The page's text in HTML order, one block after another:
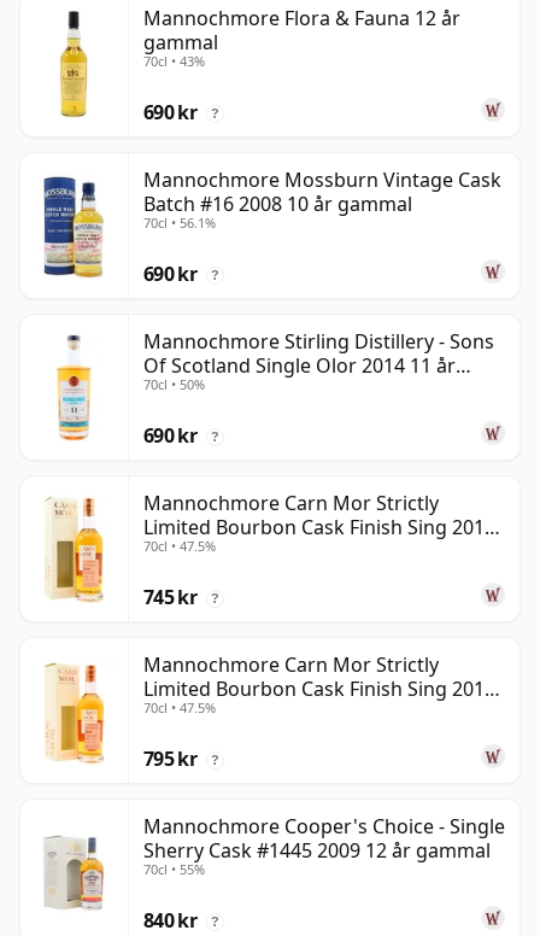
Mannochmore Flora & Fauna 12 år
gammal
70cl • 43%
690 kr ?
Mannochmore Mossburn Vintage Cask
Batch #16 2008 10 år gammal
70cl • 56.1%
690 kr ?
Mannochmore Stirling Distillery - Sons
Of Scotland Single Olor 2014 11 år
gammal
70cl • 50%
690 kr ?
Mannochmore Carn Mor Strictly
Limited Bourbon Cask Finish Sing 2010
12 år gammal
70cl • 47.5%
745 kr ?
Mannochmore Carn Mor Strictly
Limited Bourbon Cask Finish Sing 2010
11 år gammal
70cl • 47.5%
795 kr ?
Mannochmore Cooper's Choice - Single
Sherry Cask #1445 2009 12 år gammal
70cl • 55%
840 kr ?